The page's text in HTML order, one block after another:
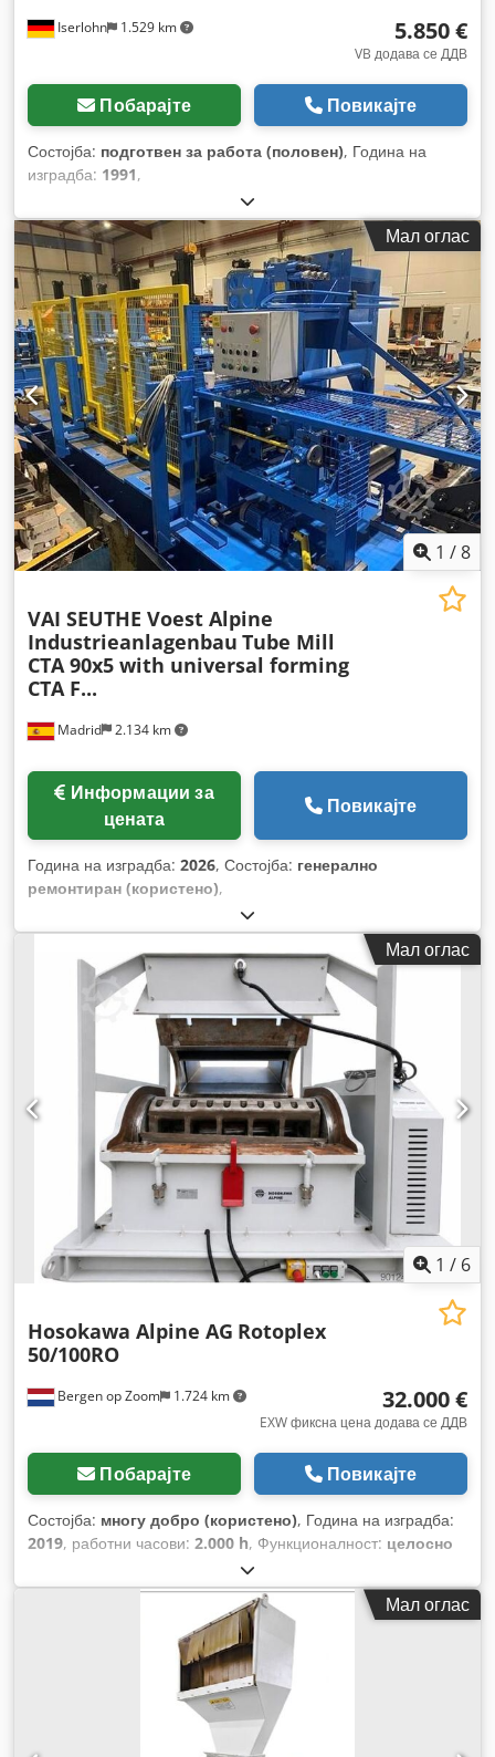
Iserlohn 1.529 km 5.850 €
VB додава се ДДВ
Побарајте Повикајте
Состојба: подготвен за работа (половен), Година на
изградба: 1991,
Мал оглас
1 /8
Madrid 2.134 km
VAI SEUTHE Voest Alpine
Industrieanlagenbau Tube Mill
CTA 90x5 with universal forming
CTA F...
цената
Повикајте
Година на изградба: 2026, Состојба: генерално
ремонтиран (користено),
Мал оглас
1 / 6
Bergen op Zoom 1.724 km
Hosokawa Alpine AG Rotoplex
50/100RO
32.000 €
EXW фиксна цена додава се ДДВ
Побарајте Повикајте
Состојба: многу добро (користено), Година на изградба:
2019, работни часови: 2.000 h, Функционалност: целосно
, број на машина/возило:
тежина:2.200 кг, дијаметар на роторот:500 мм, ширина на
, тип на влезен струја: трифазен,
Мал оглас